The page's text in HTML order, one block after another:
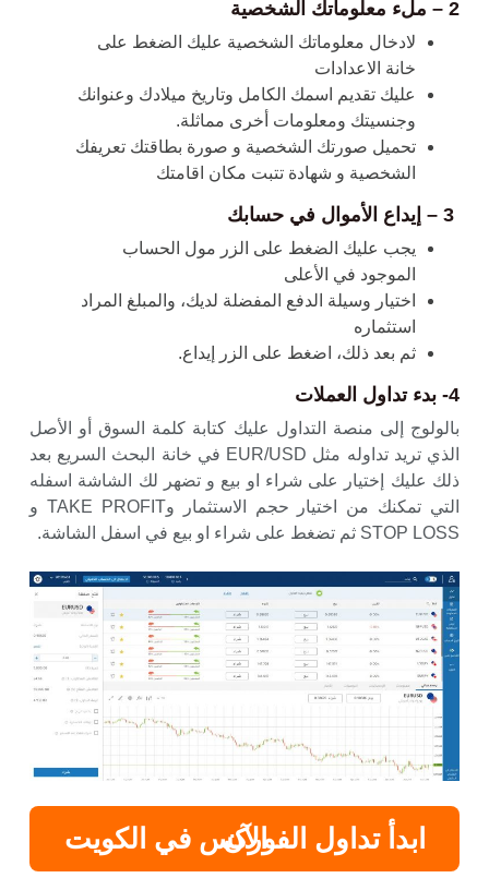
2 – ملء معلوماتك الشخصية
لادخال معلوماتك الشخصية عليك الضغط على
خانة الاعدادات
عليك تقديم اسمك الكامل وتاريخ ميلادك وعنوانك
وجنسيتك ومعلومات أخرى مماثلة.
تحميل صورتك الشخصية و صورة بطاقتك تعريفك
الشخصية و شهادة تتبت مكان اقامتك
يجب عليك الضغط على الزر مول الحساب
الموجود في الأعلى
اختيار وسيلة الدفع المفضلة لديك، والمبلغ المراد
استثماره
ثم بعد ذلك، اضغط على الزر إيداع.
4- بدء تداول العملات
بالولوج إلى منصة التداول عليك كتابة كلمة السوق أو الأصل
الذي تريد تداوله مثل EUR/USD في خانة البحث السريع بعد
ذلك عليك إختيار على شراء او بيع و تضهر لك الشاشة اسفله
التي تمكنك من اختيار حجم الاستثمار وTAKE PROFIT و
STOP LOSS ثم تضغط على شراء او بيع في اسفل الشاشة.
ابدأ تداول الفوركس في الكويت الآن